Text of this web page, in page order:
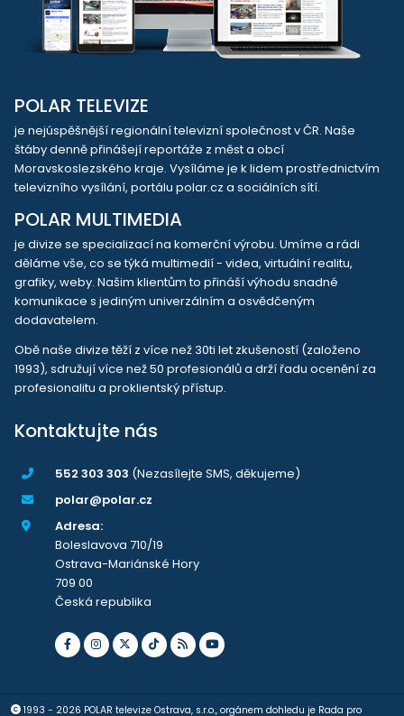
POLAR TELEVIZE
je nejúspěšnější regionální televizní společnost v ČR. Naše
štáby denně přinášejí reportáže z měst a obcí
Moravskoslezského kraje. Vysíláme je k lidem prostřednictvím
televizního vysílání, portálu polar.cz a sociálních sítí.
POLAR MULTIMEDIA
je divize se specializací na komerční výrobu. Umíme a rádi
děláme vše, co se týká multimedií - videa, virtuální realitu,
grafiky, weby. Našim klientům to přináší výhodu snadné
komunikace s jediným univerzálním a osvědčeným
dodavatelem.
Obě naše divize těží z více než 30ti let zkušeností (založeno
1993), sdružují více než 50 profesionálů a drží řadu ocenění za
profesionalitu a proklientský přístup.
Kontaktujte nás
552 303 303 (Nezasílejte SMS, děkujeme)
polar@polar.cz
Adresa:
Boleslavova 710/19
Ostrava-Mariánské Hory
709 00
Česká republika
1993 - 2026 POLAR televize Ostrava, s.r.o., orgánem dohledu je Rada pro